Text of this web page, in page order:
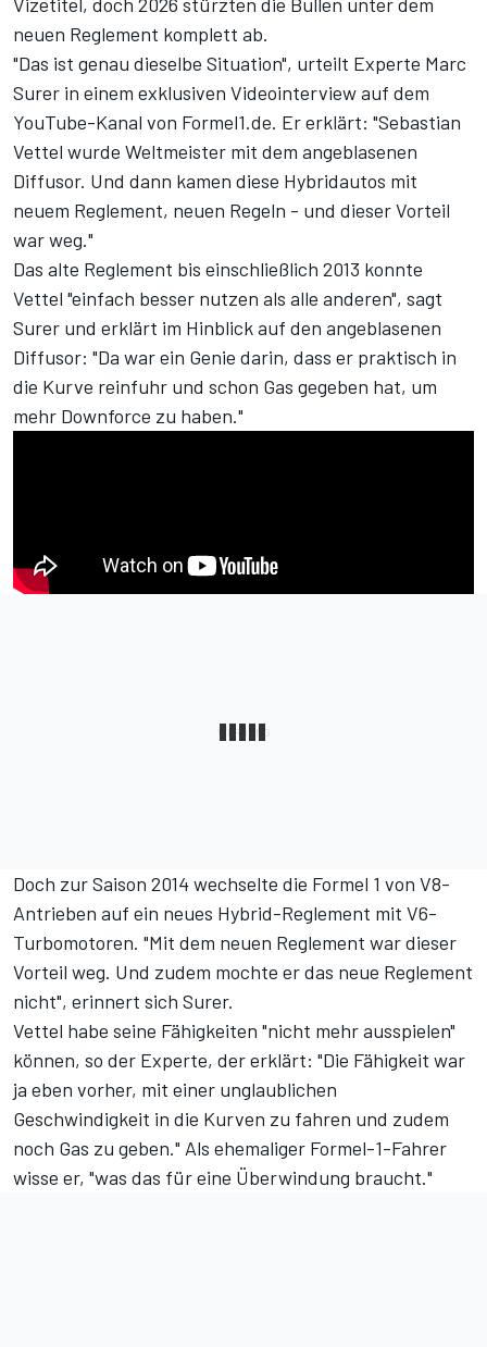
neuen Reglement komplett ab.
"Das ist genau dieselbe Situation", urteilt Experte Marc
Surer in einem exklusiven Videointerview auf dem
YouTube-Kanal von Formel1.de. Er erklärt: "Sebastian
Vettel wurde Weltmeister mit dem angeblasenen
Diffusor. Und dann kamen diese Hybridautos mit
neuem Reglement, neuen Regeln - und dieser Vorteil
war weg."
Das alte Reglement bis einschließlich 2013 konnte
Vettel "einfach besser nutzen als alle anderen", sagt
Surer und erklärt im Hinblick auf den angeblasenen
Diffusor: "Da war ein Genie darin, dass er praktisch in
die Kurve reinfuhr und schon Gas gegeben hat, um
mehr Downforce zu haben."
Doch zur Saison 2014 wechselte die Formel 1 von V8-
Antrieben auf ein neues Hybrid-Reglement mit V6-
Turbomotoren. "Mit dem neuen Reglement war dieser
Vorteil weg. Und zudem mochte er das neue Reglement
nicht", erinnert sich Surer.
Vettel habe seine Fähigkeiten "nicht mehr ausspielen"
können, so der Experte, der erklärt: "Die Fähigkeit war
ja eben vorher, mit einer unglaublichen
Geschwindigkeit in die Kurven zu fahren und zudem
noch Gas zu geben." Als ehemaliger Formel-1-Fahrer
wisse er, "was das für eine Überwindung braucht."